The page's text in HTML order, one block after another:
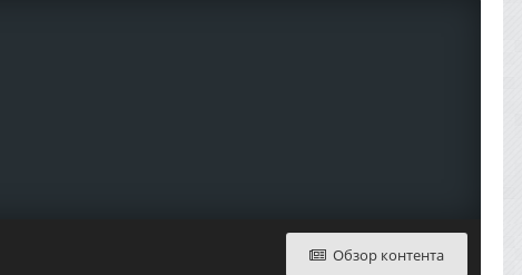
Обзор контента